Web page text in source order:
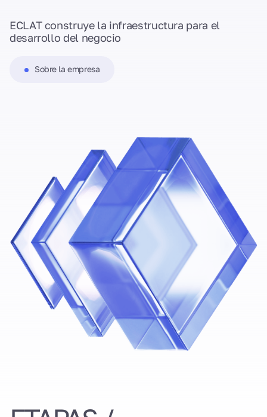
ECLAT construye la infraestructura para el
desarrollo del negocio
Sobre la empresa